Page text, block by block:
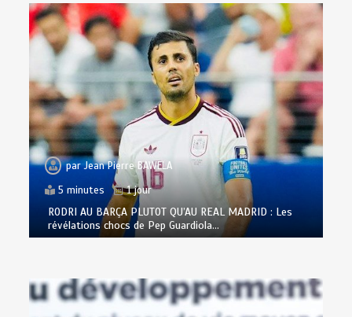
parJean Pierre BAWELA
5 minutes
1 jour
RODRI AU BARÇA PLUTOT QU’AU REAL MADRID : Les
révélations chocs de Pep Guardiola…